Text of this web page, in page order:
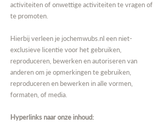
activiteiten of onwettige activiteiten te vragen of
te promoten.
Hierbij verleen je jochemwubs.nl een niet-
exclusieve licentie voor het gebruiken,
reproduceren, bewerken en autoriseren van
anderen om je opmerkingen te gebruiken,
reproduceren en bewerken in alle vormen,
formaten, of media.
Hyperlinks naar onze inhoud: